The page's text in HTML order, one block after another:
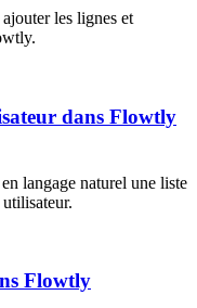
les lignes et
dans Flowtly
langage naturel une liste
Flowtly